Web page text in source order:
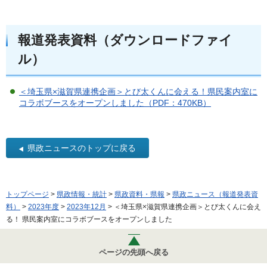
報道発表資料（ダウンロードファイ
ル）
＜埼玉県×滋賀県連携企画＞とび太くんに会える！県民案内室に
コラボブースをオープンしました（PDF：470KB）
県政ニュースのトップに戻る
トップページ > 県政情報・統計 > 県政資料・県報 > 県政ニュース（報道発表資
料）
> 2023年度 > 2023年12月 > ＜埼玉県×滋賀県連携企画＞とび太くんに会え
る！ 県民案内室にコラボブースをオープンしました
ページの先頭へ戻る